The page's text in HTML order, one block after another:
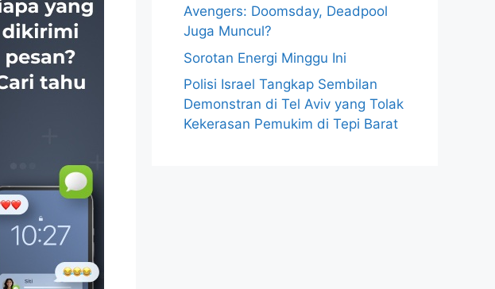
Avengers: Doomsday, Deadpool
Juga Muncul?
Sorotan Energi Minggu Ini
Polisi Israel Tangkap Sembilan
Demonstran di Tel Aviv yang Tolak
Kekerasan Pemukim di Tepi Barat